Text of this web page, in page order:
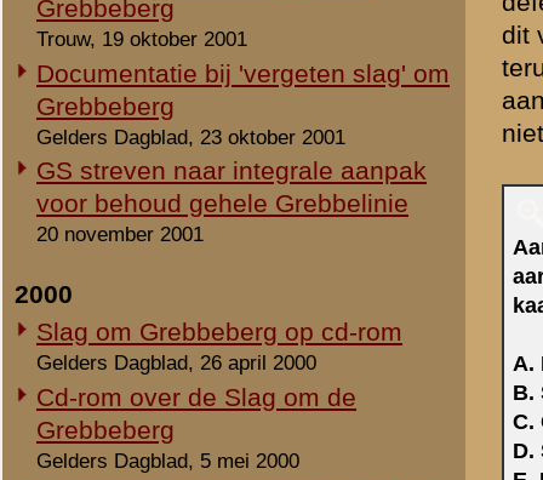
weg die over het
staanders. Loopgraven
In de vroege ochtend van
aanval op ons land in en
richting Grebbeberg. Op
Grebbeberg met een
dag overmeesteren de
voorposten halverwege
pantserafweergeschut
Grift op te blazen, als de
Onder bescherming van
dringen, Duitse
Hoornwerk. Falende
steeds meer tot een illusie.